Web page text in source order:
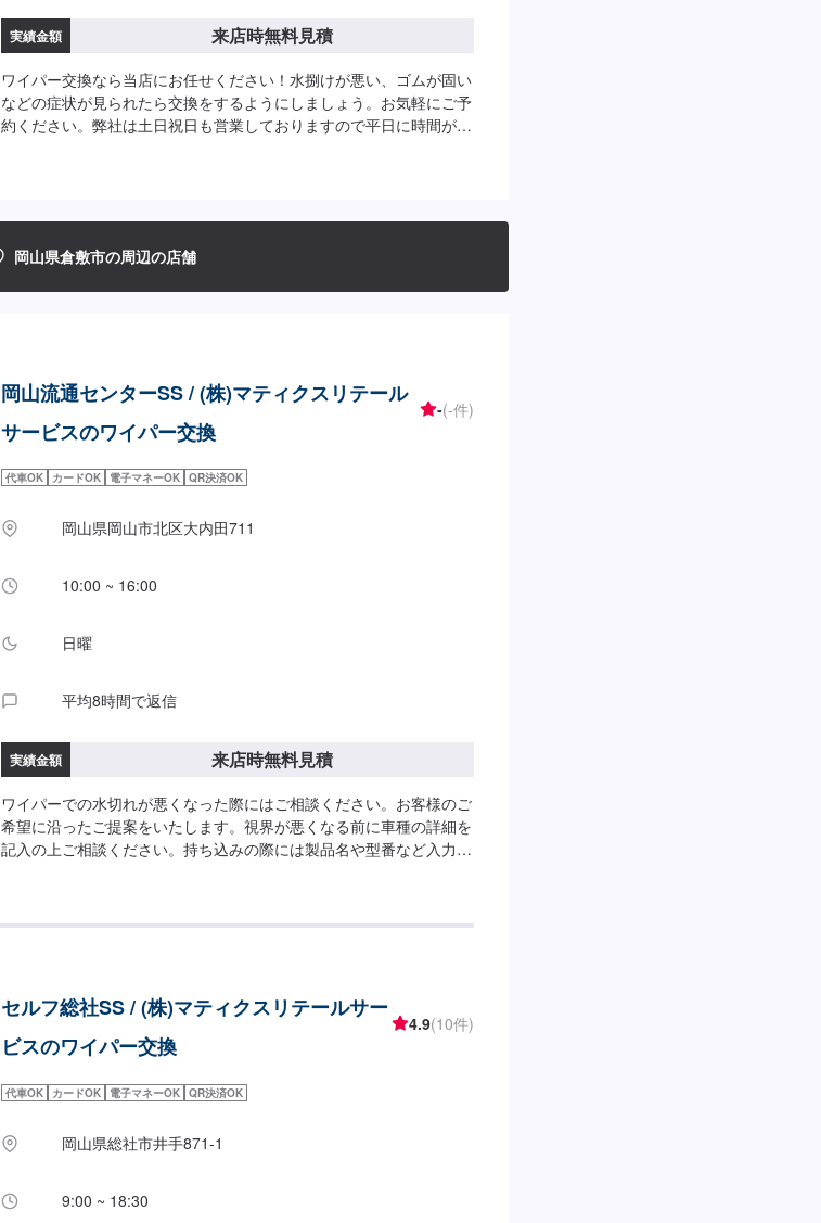
実績金額 来店時無料見積
ワイパー交換なら当店にお任せください！水捌けが悪い、ゴムが固い
などの症状が見られたら交換をするようにしましょう。お気軽にご予
約ください。弊社は土日祝日も営業しておりますので平日に時間が取
岡山県倉敷市の周辺の店舗
岡山流通センターSS / (株)マティクスリテール
サービスのワイパー交換
-(-件)
代車OK カードOK 電子マネーOK QR決済OK
岡山県岡山市北区大内田711
10:00 ~ 16:00
日曜
平均8時間で返信
実績金額 来店時無料見積
ワイパーでの水切れが悪くなった際にはご相談ください。お客様のご
希望に沿ったご提案をいたします。視界が悪くなる前に車種の詳細を
記入の上ご相談ください。持ち込みの際には製品名や型番など入力の
セルフ総社SS / (株)マティクスリテールサー
ビスのワイパー交換
4.9(10件)
代車OK カードOK 電子マネーOK QR決済OK
岡山県総社市井手871-1
9:00 ~ 18:30